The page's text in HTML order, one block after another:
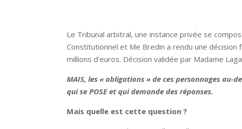
Le Tribunal arbitral, une instance privée se
Constitutionnel et Me Bredin a rendu une
millions d’euros. Décision validée par Madame
MAIS, les « obligations » de ces personnages au-
qui se POSE et qui demande des réponses.
Mais quelle est cette question ?